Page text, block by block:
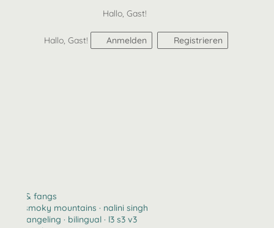
Hallo, Gast!
Hallo, Gast! Anmelden Registrieren
claws & fangs
2123 · smoky mountains · nalini singh
psy changeling · bilingual · l3 s3 v3